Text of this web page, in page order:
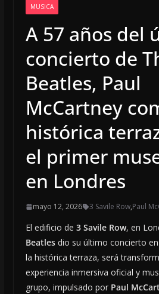
MUSICA
A 57 años del
concierto de
Beatles, Paul
McCartney
histórica
el primer
en Londres
mayo 12, 2026 3 Savile Row,Paul
El edificio de 3 Savile Row, en
Beatlesdio su último concierto
la histórica terraza, será
experiencia inmersiva oficial y
grupo, impulsado por Paul